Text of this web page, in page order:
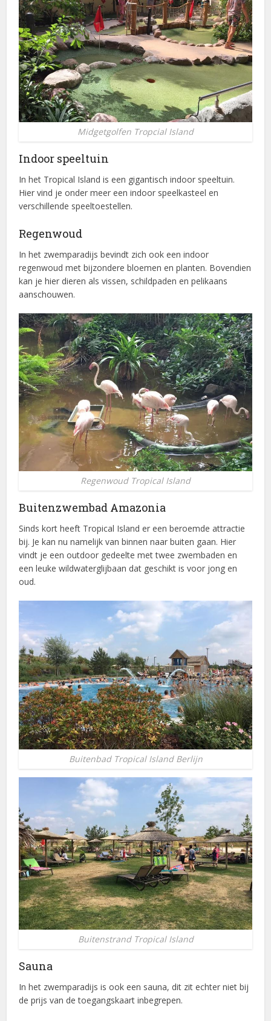
Midgetgolfen Tropcial Island
Indoor speeltuin
In het Tropical Island is een gigantisch indoor speeltuin.
Hier vind je onder meer een indoor speelkasteel en
verschillende speeltoestellen.
Regenwoud
In het zwemparadijs bevindt zich ook een indoor
regenwoud met bijzondere bloemen en planten. Bovendien
kan je hier dieren als vissen, schildpaden en pelikaans
aanschouwen.
Regenwoud Tropical Island
Buitenzwembad Amazonia
Sinds kort heeft Tropical Island er een beroemde attractie
bij. Je kan nu namelijk van binnen naar buiten gaan. Hier
vindt je een outdoor gedeelte met twee zwembaden en
een leuke wildwaterglijbaan dat geschikt is voor jong en
oud.
Buitenbad Tropical Island Berlijn
Buitenstrand Tropical Island
Sauna
In het zwemparadijs is ook een sauna, dit zit echter niet bij
de prijs van de toegangskaart inbegrepen.